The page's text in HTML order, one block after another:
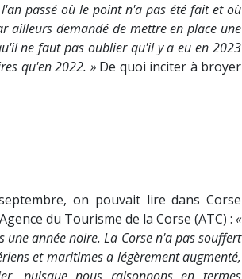
passé où le point n'a pas été fait et où
ailleurs demandé de mettre en place une
ne faut pas oublier qu'il y a eu en 2023
qu'en 2022. » De quoi inciter à broyer
on pouvait lire dans Corse
du Tourisme de la Corse (ATC) : «
année noire. La Corse n'a pas souffert
et maritimes a légèrement augmenté,